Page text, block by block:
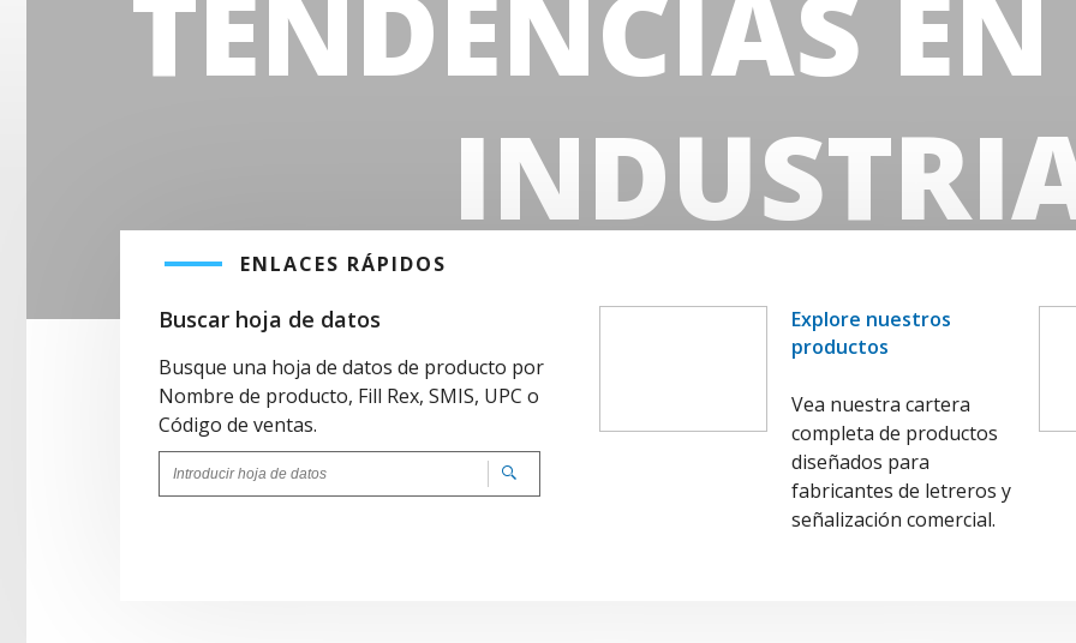
ENLACES RÁPIDOS
Buscar hoja de datos
Busque una hoja de datos de producto por
Nombre de producto, Fill Rex, SMIS, UPC o
Código de ventas.
Explore nuestros
productos
Vea nuestra cartera
completa de productos
diseñados para
fabricantes de letreros y
señalización comercial.